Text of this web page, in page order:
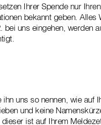
Ihrer Spende nur Ihren
bekannt geben. Alles
uns eingehen, werden
uns so nennen, wie auf
und keine
ist auf Ihrem